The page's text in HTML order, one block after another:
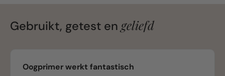
Gebruikt, getest en geliefd
Oogprimer werkt fantastisch